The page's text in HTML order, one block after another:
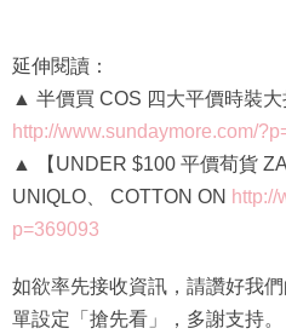
延伸閱讀：
▲ 半價買 COS 四大平價時裝大
http://www.sundaymore.com/
▲ 【UNDER $100 平價荀貨
UNIQLO、 COTTON ON http://
p=369093
如欲率先接收資訊，請讚好我
單設定「搶先看」，多謝支持。